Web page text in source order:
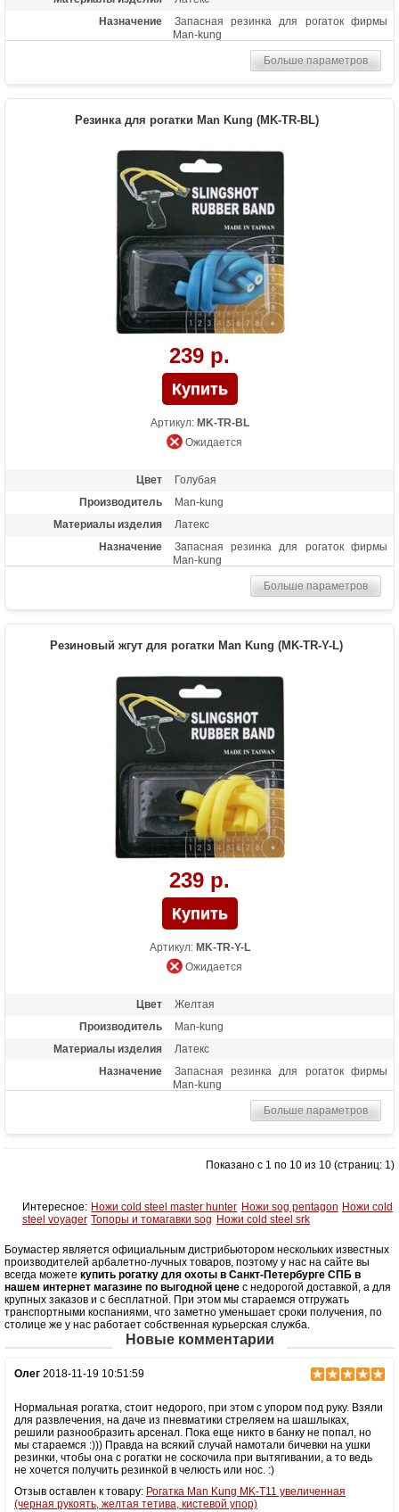
Назначение
Запасная резинка для рогаток фирмы
Man-kung
Больше параметров
Резинка для рогатки Man Kung (MK-TR-BL)
239 р.
Артикул: MK-TR-BL
Ожидается
Цвет
Голубая
Производитель
Man-kung
Материалы изделия
Латекс
Назначение
Запасная резинка для рогаток фирмы
Man-kung
Больше параметров
Резиновый жгут для рогатки Man Kung (MK-TR-Y-L)
239 р.
Артикул: MK-TR-Y-L
Ожидается
Цвет
Желтая
Производитель
Man-kung
Материалы изделия
Латекс
Назначение
Запасная резинка для рогаток фирмы
Man-kung
Больше параметров
Показано с 1 по 10 из 10 (страниц: 1)
Интересное: Ножи cold steel master hunter Ножи sog pentagon Ножи cold
steel voyager Топоры и томагавки sog Ножи cold steel srk
Боумастер является официальным дистрибьютором нескольких известных
производителей арбалетно-лучных товаров, поэтому у нас на сайте вы
всегда можете купить рогатку для охоты в Санкт-Петербурге СПБ в
нашем интернет магазине по выгодной цене с недорогой доставкой, а для
крупных заказов и с бесплатной. При этом мы стараемся отгружать
транспортными коспаниями, что заметно уменьшает сроки получения, по
столице же у нас работает собственная курьерская служба.
Новые комментарии
Олег 2018-11-19 10:51:59
Нормальная рогатка, стоит недорого, при этом с упором под руку. Взяли
для развлечения, на даче из пневматики стреляем на шашлыках,
решили разнообразить арсенал. Пока еще никто в банку не попал, но
мы стараемся :))) Правда на всякий случай намотали бичевки на ушки
резинки, чтобы она с рогатки не соскочила при вытягивании, а то ведь
не хочется получить резинкой в челюсть или нос. :)
Отзыв оставлен к товару: Рогатка Man Kung MK-T11 увеличенная
(черная рукоять, желтая тетива, кистевой упор)